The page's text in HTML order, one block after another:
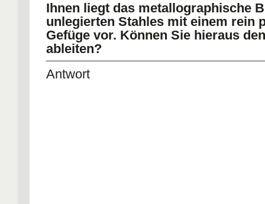
Ihnen liegt das metallographische
unlegierten Stahles mit einem rein
Gefüge vor. Können Sie hieraus
ableiten?
Antwort